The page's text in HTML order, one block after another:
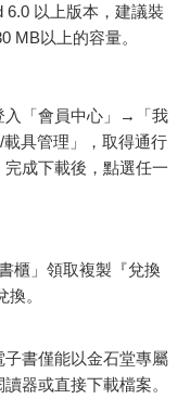
6.0 以上版本，建議裝
MB以上的容量。
入「會員中心」→「我
具管理」，取得通行
成下載後，點選任一
櫃」領取複製『兌換
。
書僅能以金石堂專屬
器或直接下載檔案。